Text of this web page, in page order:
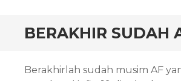
BERAKHIR SUDAH
Berakhirlah sudah musim AF